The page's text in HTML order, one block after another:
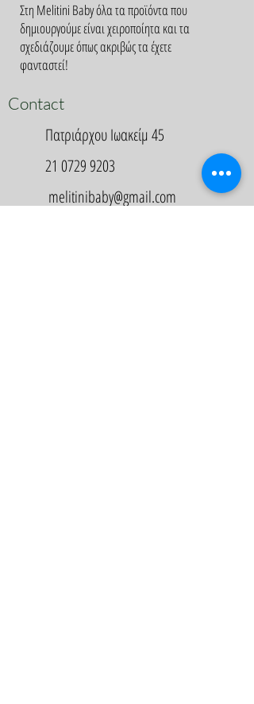
Στη Melitini Baby όλα τα προϊόντα που
δημιουργούμε είναι χειροποίητα και τα
σχεδιάζουμε όπως ακριβώς τα έχετε
φανταστεί!
Contact
Πατριάρχου Ιωακείμ 45
21 0729 9203
melitinibaby@gmail.com